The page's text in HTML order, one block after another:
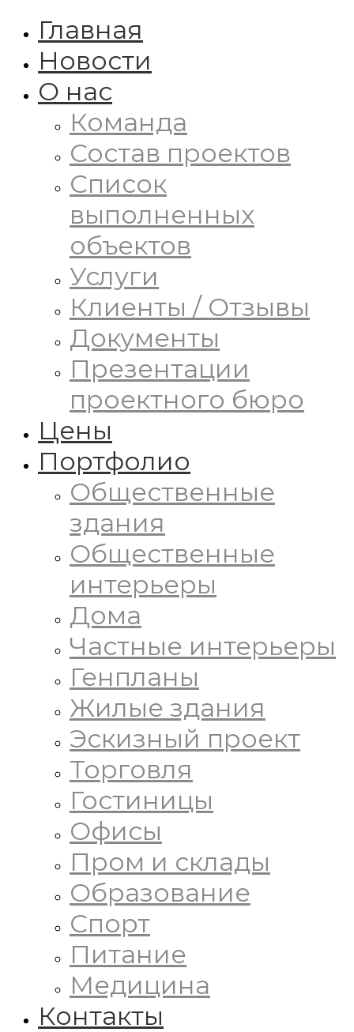
Главная
Новости
О нас
Команда
Состав проектов
Список
выполненных
объектов
Услуги
Клиенты / Отзывы
Документы
Презентации
проектного бюро
Цены
Портфолио
Общественные
здания
Общественные
интерьеры
Дома
Частные интерьеры
Генпланы
Жилые здания
Эскизный проект
Торговля
Гостиницы
Офисы
Пром и склады
Образование
Спорт
Питание
Медицина
Контакты